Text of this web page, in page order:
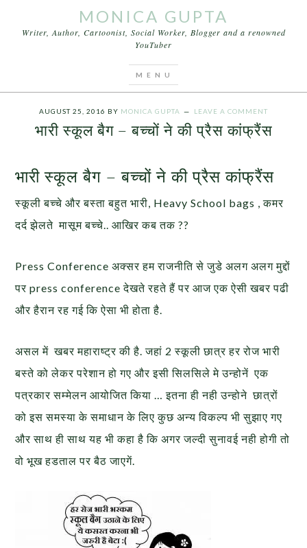
MONICA GUPTA
Writer, Author, Cartoonist, Social Worker, Blogger and a renowned
YouTuber
AUGUST 25, 2016 BY MONICA GUPTA LEAVE A COMMENT
भारी स्कूल बैग – बच्चों ने की प्रैस कांफ्रैंस
भारी स्कूल बैग – बच्चों ने की प्रैस कांफ्रैंस
स्कूली बच्चे और बस्ता बहुत भारी, Heavy School bags , कमर
दर्द झेलते मासूम बच्चे.. आखिर कब तक ??
Press Conference अक्सर हम राजनीति से जुडे अलग अलग मुद्दों
पर press conference देखते रहते हैं पर आज एक ऐसी खबर पढी
और हैरान रह गई कि ऐसा भी होता है.
असल में खबर महाराष्ट्र की है. जहां 2 स्कूली छात्र हर रोज भारी
बस्ते को लेकर परेशान हो गए और इसी सिलसिले मे उन्होनें एक
पत्रकार सम्मेलन आयोजित किया … इतना ही नही उन्होने छात्रों
को इस समस्या के समाधान के लिए कुछ अन्य विकल्प भी सुझाए गए
और साथ ही साथ यह भी कहा है कि अगर जल्दी सुनावई नही होगी तो
वो भूख हडताल पर बैठ जाएगें.